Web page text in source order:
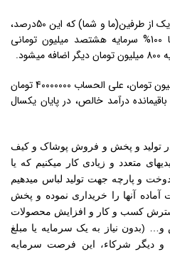
سرمایه گذاری با سود 50% برای هریک از طرفین(ما و شما) که این 50درصد،
طی یکسال، تقریباً برابر با 80% تا 100% سرمایه هشتصد میلیون تومانی
برای مثال، با سرمایه گذاری با 10 میلیون تومان، علی الحساب 40000000 تومان
درآمد خالص، در پایان یکسال
در تولید و پخش و فروش پوشاک و کیف
متعدد و زیادی کار میکنیم که یا
و پارچه جهت تولید لباس میدهیم
آماده آنها را خریداری نموده و پخش
کسب و کار و افزایش محصولات
(بدون نیاز به یک سرمایه یا مبلغ
و دیگر شرکاء، این فرصت سرمایه